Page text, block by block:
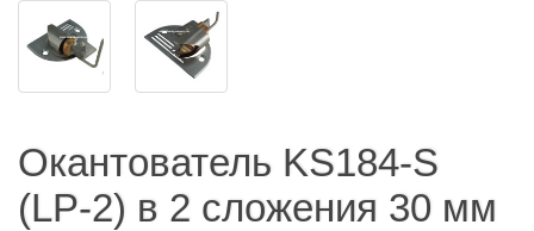
Окантователь KS184-S
(LP-2) в 2 сложения 30 мм